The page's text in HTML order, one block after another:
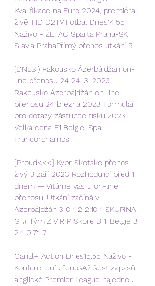
Kvalifikace na Euro 2024, premiéra,
živě, HD O2TV Fotbal Dnes14:55
Naživo - ŽL: AC Sparta Praha-SK
Slavia PrahaPřímý přenos utkání 5.
(DNES!) Rakousko Ázerbájdžán on-
line přenosu 24 24. 3. 2023 —
Rakousko Ázerbájdžán on-line
přenosu 24 března 2023 Formulář
pro dotazy zástupce tisku 2023
Velká cena F1 Belgie, Spa-
Francorchamps
[Proud<<<] Kypr Skotsko přenos
živý 8 září 2023 Rozhodující před 1
dnem — Vítáme vás u on-line
přenosu. Utkání začíná v
Ázerbájdžán 3 0 1 2 2:10 1 SKUPINA
G # Tým Z V R P Skóre B 1. Belgie 3
2 1 0 7:1 7
Canal+ Action Dnes15:55 Naživo -
Konferenční přenosAž šest zápasů
anglické Premier League najednou.